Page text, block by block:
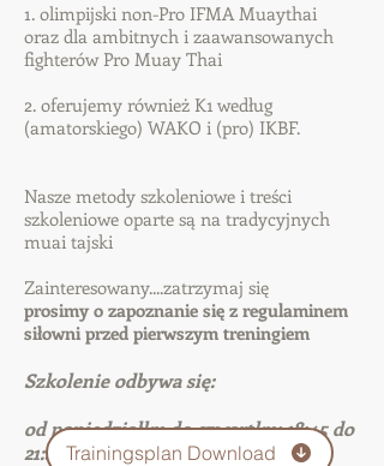
1. olimpijski non-Pro IFMA Muaythai
oraz dla ambitnych i zaawansowanych
fighterów Pro Muay Thai
2. oferujemy również K1 według
(amatorskiego) WAKO i (pro) IKBF. ​
Nasze metody szkoleniowe i treści
szkoleniowe oparte są na tradycyjnych
muai tajski
Zainteresowany....zatrzymaj się
prosimy o zapoznanie się z regulaminem
siłowni przed pierwszym treningiem
Szkolenie odbywa się:
od poniedziałku do czwartku: 18:45 do
21:45 Trainingsplan Download